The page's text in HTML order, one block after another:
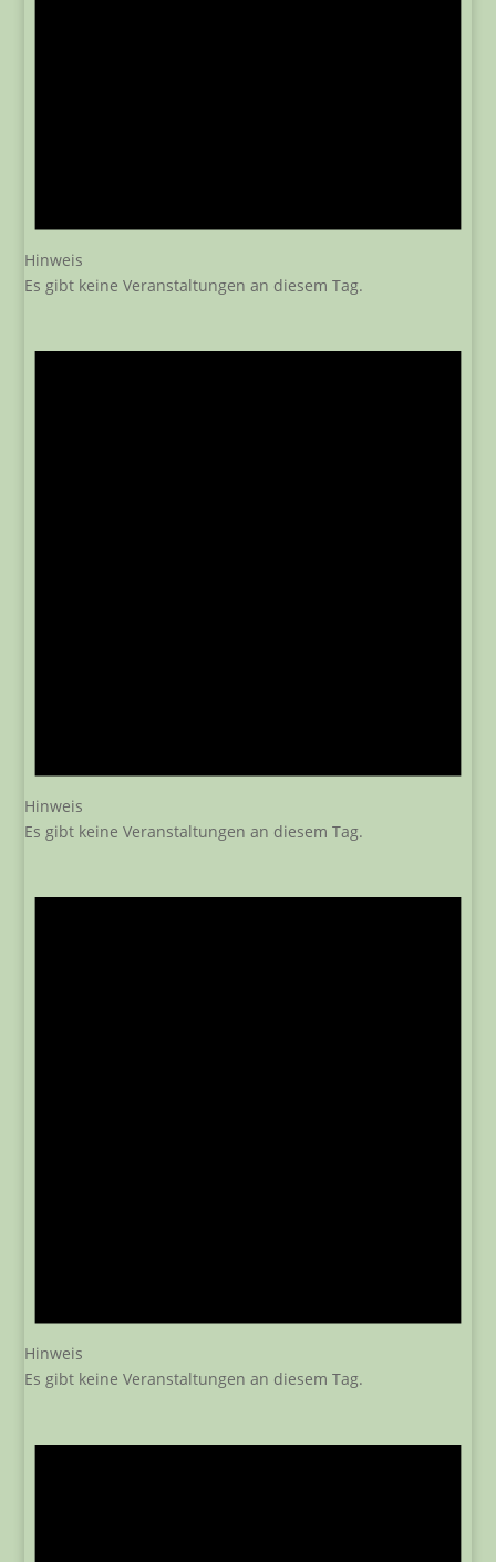
Hinweis
Es gibt keine Veranstaltungen an diesem Tag.
Hinweis
Es gibt keine Veranstaltungen an diesem Tag.
Hinweis
Es gibt keine Veranstaltungen an diesem Tag.